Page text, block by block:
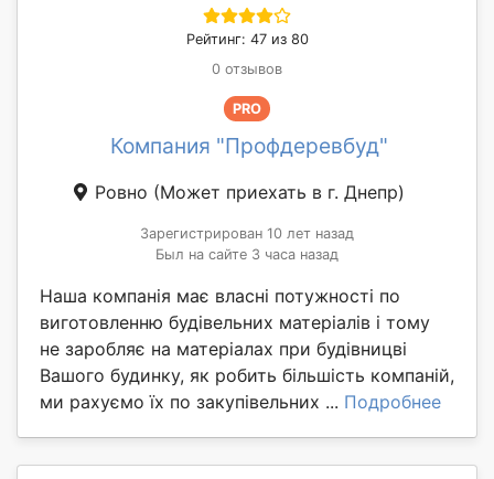
Рейтинг: 47 из 80
0 отзывов
PRO
Компания "Профдеревбуд"
Ровно (Может приехать в г. Днепр)
Зарегистрирован 10 лет назад
Был на сайте 3 часа назад
Наша компанія має власні потужності по
виготовленню будівельних матеріалів і тому
не заробляє на матеріалах при будівницві
Вашого будинку, як робить більшість компаній,
ми рахуємо їх по закупівельних ... Подробнее